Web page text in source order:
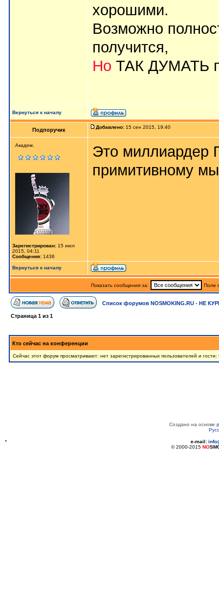
хорошими.
Возможно
получится,
Но ТАК ДУМАТЬ
Вернуться к началу
Подпоручик Добавлено: 15 сен 2015, 19:40
Академ.
Зарегистрирован: 15 июл
2015, 04:11
Сообщения: 1436
Это миллиардер
примитивному
Вернуться к началу
Показать сообщения за: Поле
Список форумов NOSMOKING.RU - НЕ
Страница 1 из 1
Кто сейчас на конференции
Сейчас этот форум просматривают: нет зарегистрированных пользователей и гости:
Создано на основе
* e-mail:
© 2000-2015 NO